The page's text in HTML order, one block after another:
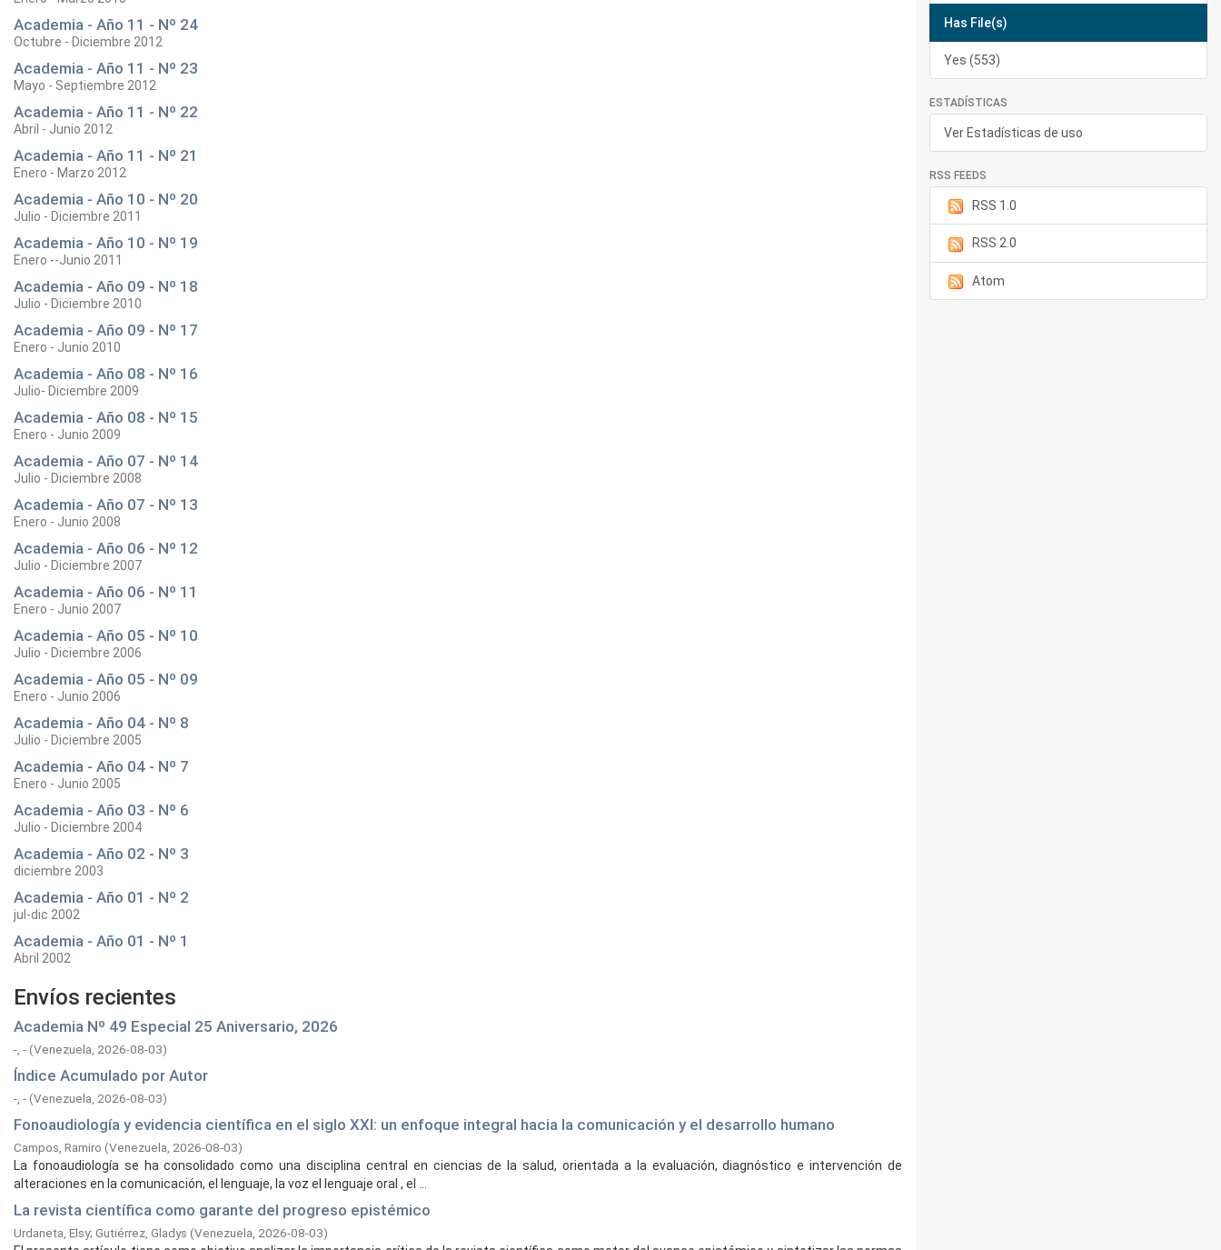
Academia - Año 11 - Nº 24
Octubre - Diciembre 2012
Academia - Año 11 - Nº 23
Mayo - Septiembre 2012
Academia - Año 11 - Nº 22
Abril - Junio 2012
Academia - Año 11 - Nº 21
Enero - Marzo 2012
Academia - Año 10 - Nº 20
Julio - Diciembre 2011
Academia - Año 10 - Nº 19
Enero --Junio 2011
Academia - Año 09 - Nº 18
Julio - Diciembre 2010
Academia - Año 09 - Nº 17
Enero - Junio 2010
Academia - Año 08 - Nº 16
Julio- Diciembre 2009
Academia - Año 08 - Nº 15
Enero - Junio 2009
Academia - Año 07 - Nº 14
Julio - Diciembre 2008
Academia - Año 07 - Nº 13
Enero - Junio 2008
Academia - Año 06 - Nº 12
Julio - Diciembre 2007
Academia - Año 06 - Nº 11
Enero - Junio 2007
Academia - Año 05 - Nº 10
Julio - Diciembre 2006
Academia - Año 05 - Nº 09
Enero - Junio 2006
Academia - Año 04 - Nº 8
Julio - Diciembre 2005
Academia - Año 04 - Nº 7
Enero - Junio 2005
Academia - Año 03 - Nº 6
Julio - Diciembre 2004
Academia - Año 02 - Nº 3
diciembre 2003
Academia - Año 01 - Nº 2
jul-dic 2002
Academia - Año 01 - Nº 1
Abril 2002
Envíos recientes
Academia Nº 49 Especial 25 Aniversario, 2026
-, -(Venezuela, 2026-08-03)
Índice Acumulado por Autor
-, -(Venezuela, 2026-08-03)
Fonoaudiología y evidencia científica en el siglo XXI: un enfoque integral hacia la comunicación y el desarrollo humano
Campos, Ramiro (Venezuela, 2026-08-03)
La fonoaudiología se ha consolidado como una disciplina central en ciencias de la salud, orientada a la evaluación, diagnóstico e intervención de
alteraciones en la comunicación, el lenguaje, la voz el lenguaje oral , el ...
La revista científica como garante del progreso epistémico
Urdaneta, Elsy; Gutiérrez, Gladys (Venezuela, 2026-08-03)
Has File(s)
Yes (553)
ESTADÍSTICAS
Ver Estadísticas de uso
RSS FEEDS
RSS 1.0
RSS 2.0
Atom